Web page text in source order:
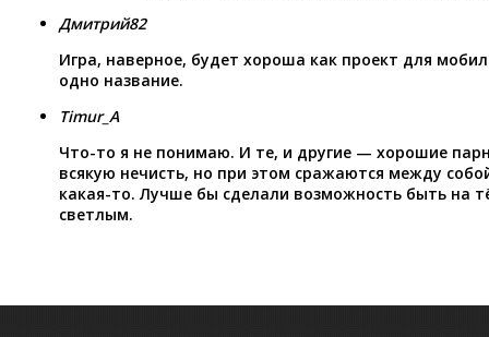
Дмитрий82
Игра, наверное, будет хороша как проект для
одно название.
Timur_A
Что-то я не понимаю. И те, и другие — хорошие
всякую нечисть, но при этом сражаются между
какая-то. Лучше бы сделали возможность быть на
светлым.